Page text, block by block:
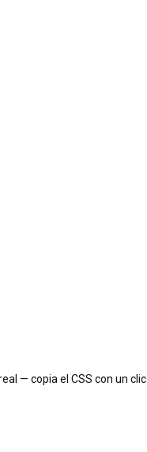
— copia el CSS con un clic